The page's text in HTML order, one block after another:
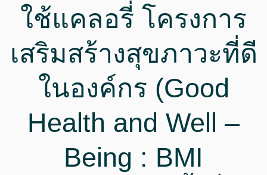
ใช้แคลอรี่ โครงการ
เสริมสร้างสุขภาวะที่ดี
ในองค์กร (Good
Health and Well –
Being : BMI